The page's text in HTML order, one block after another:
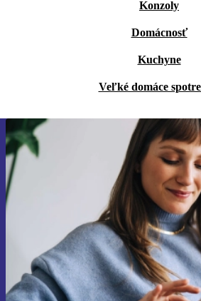
Konzoly
Domácnosť
Kuchyne
Veľké domáce
Prihláste sa prvýkrát
Už nikdy nezmeškajte
Zaregistrovať sa
Informácie o používaní osobných údajov
Zásadách ochrany osobných údajov.